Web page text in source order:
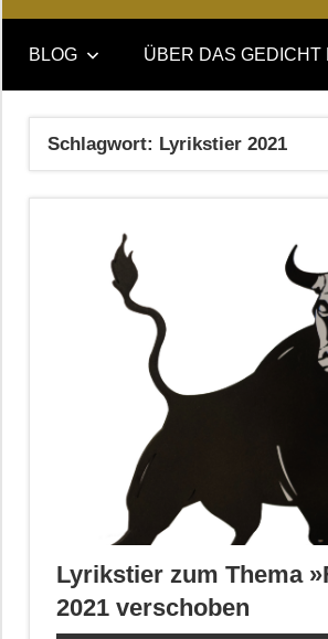
DAS
GEDICHT
blog
DAS
GEDICHT.
Zeitschrift
BLOG ÜBER DAS GEDICHT
Schlagwort: Lyrikstier 2021
Lyrikstier zum Thema
2021 verschoben